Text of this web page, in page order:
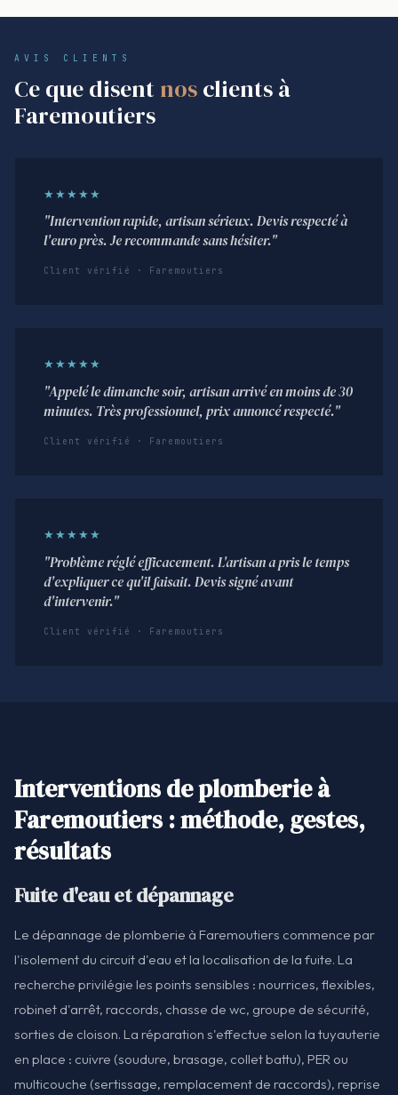
AVIS CLIENTS
Ce que disent nosclients à
Faremoutiers
★★★★★
"Intervention rapide, artisan sérieux. Devis respecté à
l'euro près. Je recommande sans hésiter."
Client vérifié · Faremoutiers
★★★★★
"Appelé le dimanche soir, artisan arrivé en moins de 30
minutes. Très professionnel, prix annoncé respecté."
Client vérifié · Faremoutiers
★★★★★
"Problème réglé efficacement. L'artisan a pris le temps
d'expliquer ce qu'il faisait. Devis signé avant
d'intervenir."
Client vérifié · Faremoutiers
Interventions de plomberie à
Faremoutiers : méthode, gestes,
résultats
Fuite d'eau et dépannage
Le dépannage de plomberie à Faremoutiers commence par
l'isolement du circuit d'eau et la localisation de la fuite. La
recherche privilégie les points sensibles : nourrices, flexibles,
robinet d'arrêt, raccords, chasse de wc, groupe de sécurité,
sorties de cloison. La réparation s'effectue selon la tuyauterie
en place : cuivre (soudure, brasage, collet battu), PER ou
multicouche (sertissage, remplacement de raccords), reprise